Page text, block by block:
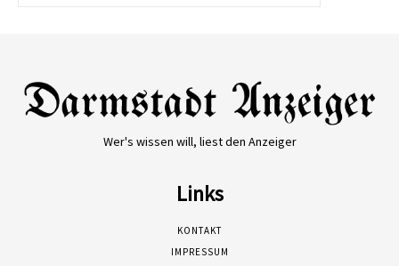
Wer's wissen will, liest den Anzeiger
Links
KONTAKT
IMPRESSUM